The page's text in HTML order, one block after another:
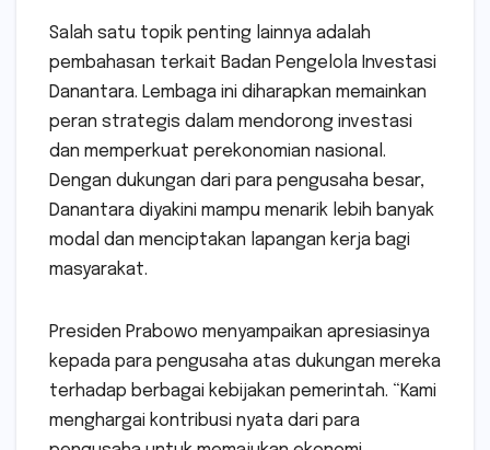
Salah satu topik penting lainnya adalah
pembahasan terkait Badan Pengelola Investasi
Danantara. Lembaga ini diharapkan memainkan
peran strategis dalam mendorong investasi
dan memperkuat perekonomian nasional.
Dengan dukungan dari para pengusaha besar,
Danantara diyakini mampu menarik lebih banyak
modal dan menciptakan lapangan kerja bagi
masyarakat.
Presiden Prabowo menyampaikan apresiasinya
kepada para pengusaha atas dukungan mereka
terhadap berbagai kebijakan pemerintah. “Kami
menghargai kontribusi nyata dari para